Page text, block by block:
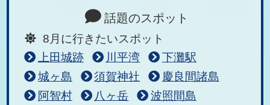
話題のスポット
8月に行きたいスポット
上田城跡
川平湾
下灘駅
城ヶ島
須賀神社
慶良間諸島
阿智村
八ヶ岳
波照間島